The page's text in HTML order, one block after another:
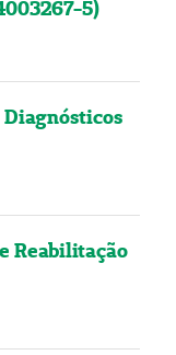
5)
Reabilitação